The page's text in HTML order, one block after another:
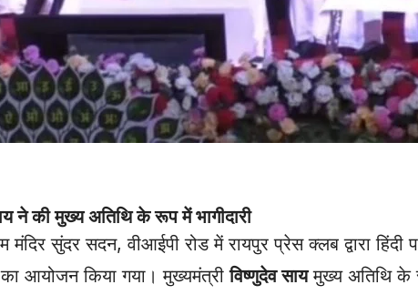
ने की मुख्य अतिथि के रूप में भागीदारी
मंदिर सुंदर सदन, वीआईपी रोड में रायपुर प्रेस क्लब द्वारा हिंदी
आयोजन किया गया। मुख्यमंत्रीविष्णुदेव सायमुख्य अतिथि के